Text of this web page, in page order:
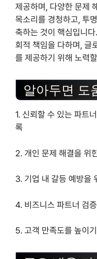
제공하며, 다양한 문제
목소리를 경청하고, 투
축하는 것이 핵심입니
회적 책임을 다하며, 글
를 제공하기 위해 노력
알아두면 도
1. 신뢰할 수 있는 파트
록
2. 개인 문제 해결을 위
3. 기업 내 갈등 예방을
4. 비즈니스 파트너 검
5. 고객 만족도를 높이